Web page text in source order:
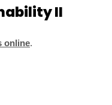
II
online.